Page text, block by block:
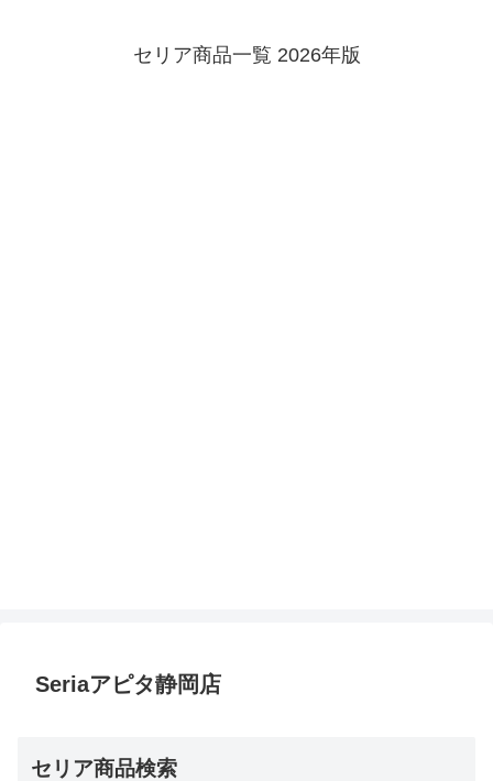
セリア商品一覧 2026年版
Seriaアピタ静岡店
セリア商品検索